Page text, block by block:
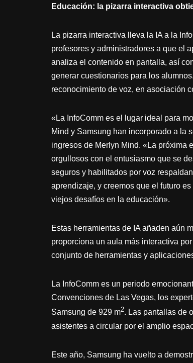
Educación: la pizarra interactiva
La pizarra interactiva lleva la IA a la
profesores y administradores a que el
analiza el contenido en pantalla, así
generar cuestionarios para los
reconocimiento de voz, en asociación
«La InfoComm es el lugar ideal para
Mind y Samsung han incorporado a la
ingresos de Merlyn Mind. «La próxima
orgullosos con el entusiasmo que se
seguros y habilitados por voz
aprendizaje, y creemos que el futuro
viejos desafíos en la educación».
Estas herramientas de IA añaden aún
proporciona un aula más interactiva
conjunto de herramientas y
La InfoComm es un periodo
Convenciones de Las Vegas, los
Samsung de 929 m2. Las pantallas de
asistentes a circular por el amplio
Este año, Samsung ha vuelto a